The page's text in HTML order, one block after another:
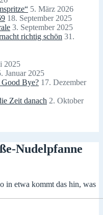
5. März 2026
18. September 2025
3. September 2025
richtig schön 31.
2025
Januar 2025
Bye? 17. Dezember
Zeit danach 2. Oktober
Nudelpfanne
in etwa kommt das hin, was